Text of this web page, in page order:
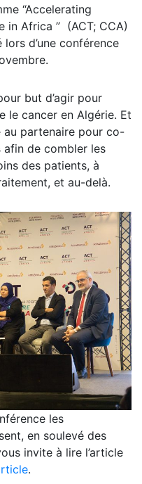
“Accelerating
in Africa ” (ACT; CCA)
d’une conférence
but d’agir pour
le cancer en Algérie. Et
partenaire pour co-
afin de combler les
des patients, à
et au-delà.
les
en soulevé des
invite à lire l’article
.